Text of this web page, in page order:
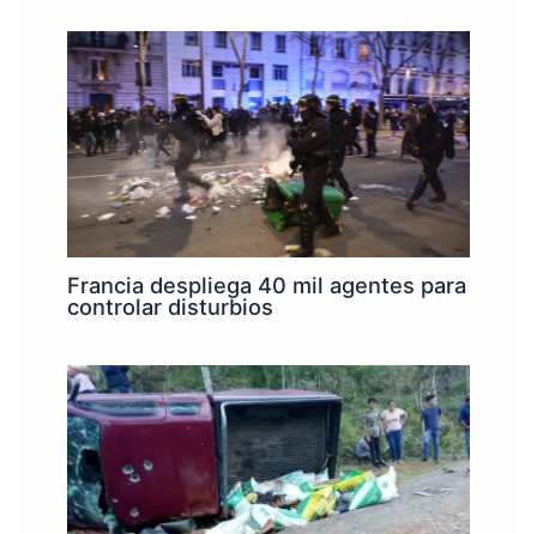
Francia despliega 40 mil agentes para
controlar disturbios